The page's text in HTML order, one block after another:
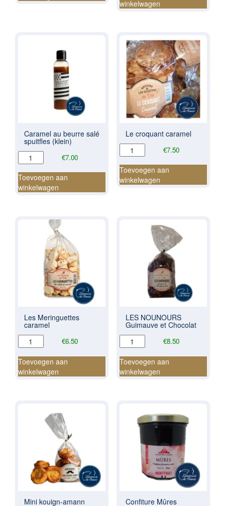
spuitfles
winkelwagen
Caramel au beurre salé
spuitfles (klein)
€7.00
Caramel
au
beurre
salé
spuitfles
Toevoegen aan
winkelwagen
Le croquant caramel
€7.50
croquant
caramel
aantal
Toevoegen aan
winkelwagen
Les Meringuettes
caramel
€6.50
Les
Meringuettes
caramel
aantal
Toevoegen aan
winkelwagen
LES NOUNOURS
Guimauve et Chocolat
€8.50
LES
NOUNOURS
Guimauve
et
Chocolat
Toevoegen aan
winkelwagen
Mini kouign-amann Confiture Mûres